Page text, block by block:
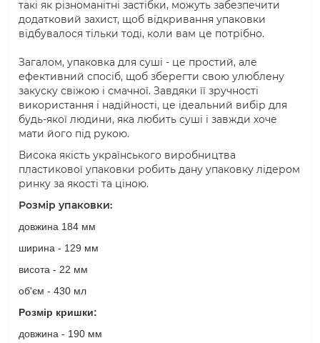
такі як різноманітні застібки, можуть забезпечити
додатковий захист, щоб відкривання упаковки
відбувалося тільки тоді, коли вам це потрібно.
Загалом, упаковка для суші - це простий, але
ефективний спосіб, щоб зберегти свою улюблену
закуску свіжою і смачної. Завдяки її зручності
використання і надійності, це ідеальний вибір для
будь-якої людини, яка любить суші і завжди хоче
мати його під рукою.
Висока якість українського виробництва
пластикової упаковки робить дану упаковку лідером
ринку за якості та ціною.
Розмір упаковки:
довжина 184 мм
ширина - 129 мм
висота - 22 мм
об'єм - 430 мл
Розмір кришки:
довжина - 190 мм